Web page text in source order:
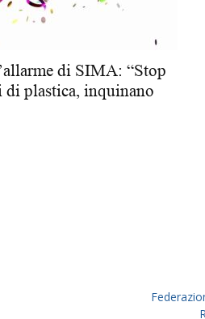
di SIMA: “Stop
plastica, inquinano